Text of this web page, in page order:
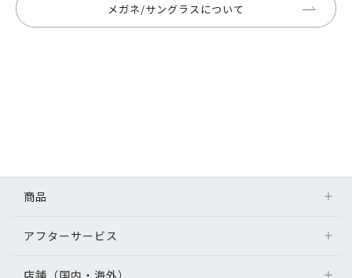
メガネ/サングラスについて
商品
アフターサービス
店舗（国内・海外）